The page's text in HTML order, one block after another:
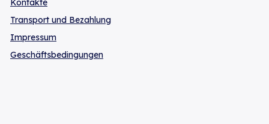
Kontakte
Transport und Bezahlung
Impressum
Geschäftsbedingungen